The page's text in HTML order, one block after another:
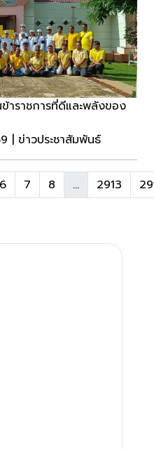
ราชการที่ดีและพลังของ
| ข่าวประชาสัมพันธ์
6 7 8 ... 2913